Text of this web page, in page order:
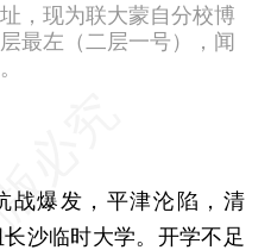
，现为联大蒙自分校博
最左（二层一号），闻
爆发，平津沦陷，清
沙临时大学。开学不足